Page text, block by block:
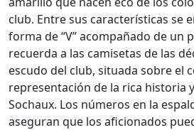
club. Entre sus características se
forma de “V” acompañado de un
recuerda a las camisetas de las
escudo del club, situada sobre el
representación de la rica historia
Sochaux. Los números en la
aseguran que los aficionados